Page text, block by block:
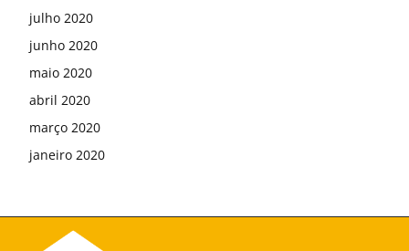
julho 2020
junho 2020
maio 2020
abril 2020
março 2020
janeiro 2020